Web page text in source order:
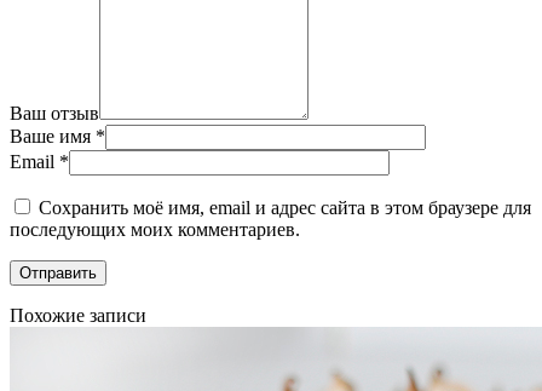
Ваш отзыв
Ваше имя *
Email *
Сохранить моё имя, email и адрес сайта в этом браузере для
последующих моих комментариев.
Похожие записи